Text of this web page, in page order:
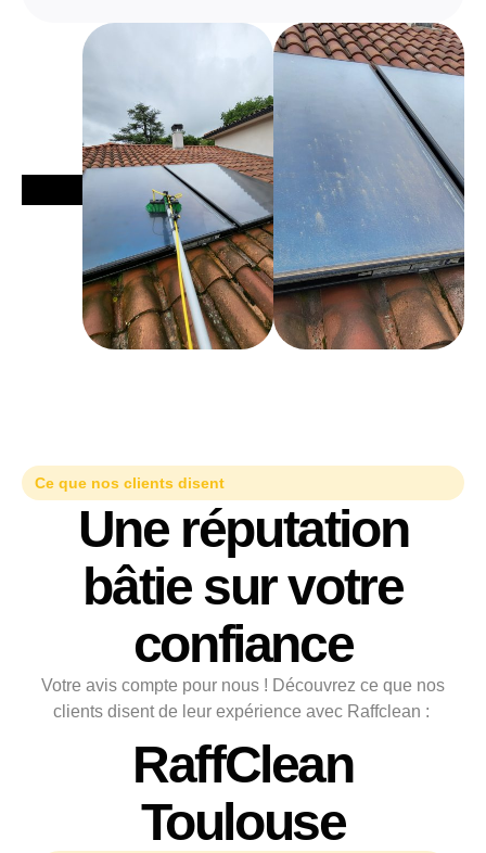
Ce que nos clients disent
Une réputation
bâtie sur votre
confiance
Votre avis compte pour nous ! Découvrez ce que nos
clients disent de leur expérience avec Raffclean :
RaffClean
Toulouse